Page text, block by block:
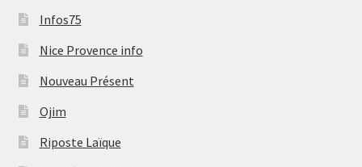
Infos75
Nice Provence info
Nouveau Présent
Ojim
Riposte Laïque